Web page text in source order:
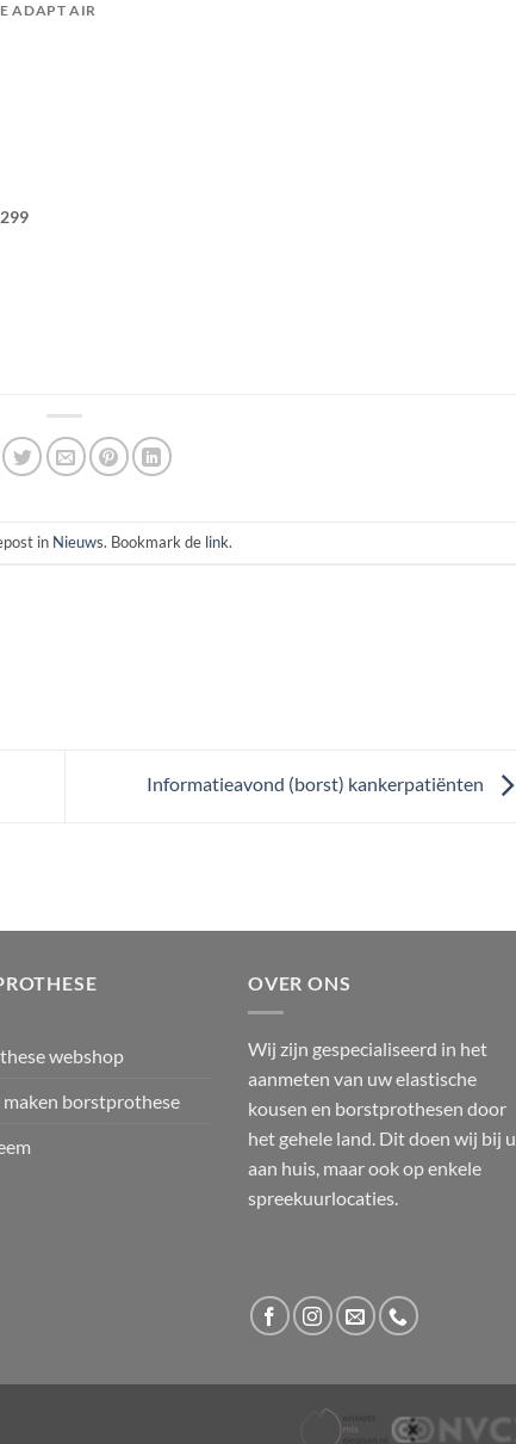
ADAPT AIR
in Nieuws. Bookmark de link.
Informatieavond (borst) kankerpatiënten
webshop
maken borstprothese
OVER ONS
Wij zijn gespecialiseerd in het
aanmeten van uw elastische
kousen en borstprothesen door
het gehele land. Dit doen wij bij u
aan huis, maar ook op enkele
spreekuurlocaties.